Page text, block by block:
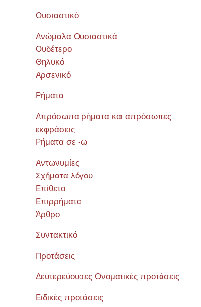
Ουσιαστικό
Ανώμαλα Ουσιαστικά
Ουδέτερο
Θηλυκό
Αρσενικό
Ρήματα
Απρόσωπα ρήματα και απρόσωπες
εκφράσεις
Ρήματα σε -ω
Αντωνυμίες
Σχήματα λόγου
Επίθετο
Επιρρήματα
Άρθρο
Συντακτικό
Προτάσεις
Δευτερεύουσες Ονοματικές προτάσεις
Ειδικές προτάσεις